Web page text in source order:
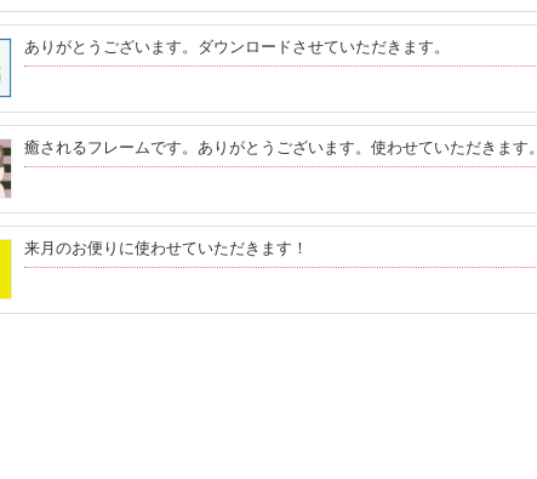
ありがとうございます。ダウンロードさせていただきます。
癒されるフレームです。ありがとうございます。使わせていただきます。
来月のお便りに使わせていただきます！